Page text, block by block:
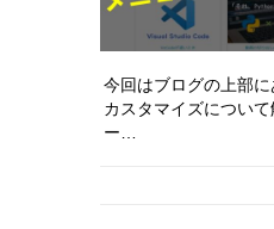
今回はブログの上部
カスタマイズについ
ー…